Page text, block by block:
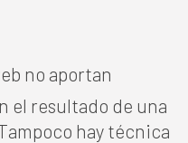
no aportan
el resultado de una
hay técnica